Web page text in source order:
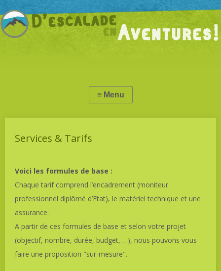
Services & Tarifs
Voici les formules de base :
Chaque tarif comprend l’encadrement (moniteur
professionnel diplômé d’Etat), le matériel technique et une
assurance.
A partir de ces formules de base et selon votre projet
(objectif, nombre, durée, budget, …), nous pouvons vous
faire une proposition "sur-mesure".